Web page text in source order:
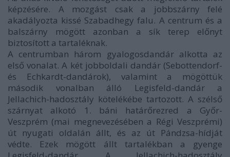
képzésére. A mozgást csak a jobbszárny felé
akadályozta kissé Szabadhegy falu. A centrum és a
balszárny mögött azonban a sík terep előnyt
biztosított a tartaléknak.
A centrumban három gyalogosdandár alkotta az
első vonalat. A két jobboldali dandár (Sebottendorf-
és Echkardt-dandárok), valamint a mögöttük
második vonalban álló Legisfeld-dandár a
Jellachich-hadosztály kötelékébe tartozott. A szélső
szárnyat alkotó 1. báni határőrezred a Győr-
Veszprém (mai megnevezésében a Régi Veszprémi)
út nyugati oldalán állt, és az út Pándzsa-hídját
védte. Ezek mögött állt tartalékban a gyenge